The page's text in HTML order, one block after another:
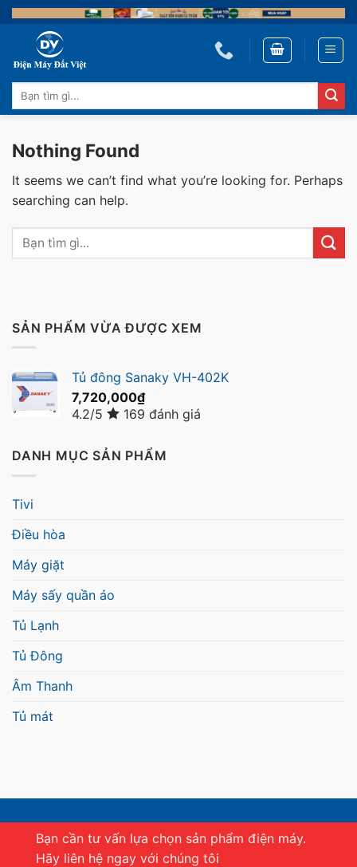
Skip
to
content
Tìm
kiếm:
Nothing Found
It seems we can’t find what you’re looking for. Perhaps
searching can help.
SẢN PHẨM VỪA ĐƯỢC XEM
Tủ đông Sanaky VH-402K
7,720,000₫
4.2/5
169 đánh giá
DANH MỤC SẢN PHẨM
Tivi
Điều hòa
Máy giặt
Máy sấy quần áo
Tủ Lạnh
Tủ Đông
Âm Thanh
Tủ mát
Bạn cần tư vấn lựa chọn sản phẩm điện máy.
Hãy liên hệ ngay với chúng tôi